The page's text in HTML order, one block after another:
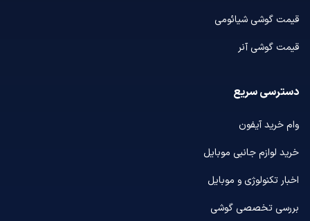
قیمت گوشی شیائومی
قیمت گوشی آنر
دسترسی سریع
وام خرید آیفون
خرید لوازم جانبی موبایل
اخبار تکنولوژی و موبایل
بررسی تخصصی گوشی